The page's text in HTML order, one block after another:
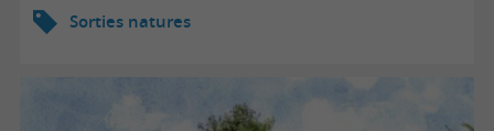
Sorties natures